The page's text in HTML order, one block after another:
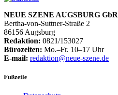
NEUE SZENE AUGSBURG GbR
Bertha-von-Suttner-Straße 2
86156 Augsburg
Redaktion: 0821/153027
Bürozeiten: Mo.–Fr. 10–17 Uhr
E-mail: redaktion@neue-szene.de
Fußzeile